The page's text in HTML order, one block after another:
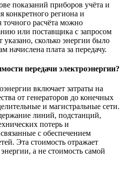
показаний приборов учёта и
конкретного региона и
точного расчёта можно
или поставщика с запросом
указано, сколько энергии было
начислена плата за передачу.
передачи электроэнергии?
включает затраты на
от генераторов до конечных
и магистральные сети.
линий, подстанций,
потерь и
с обеспечением
Эта стоимость отражает
а не стоимость самой